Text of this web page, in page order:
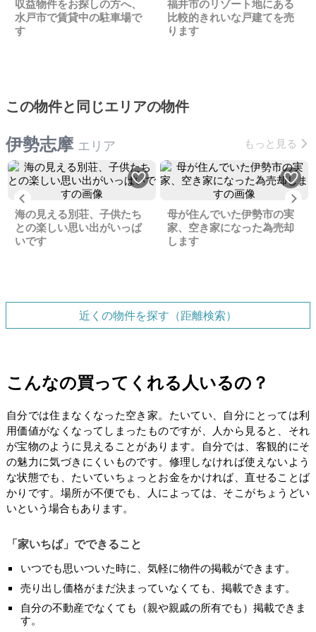
収益物件をお探しの方へ、
水戸市で賃貸中の駐車場で
す
福井市のリゾート地にある
比較的きれいな戸建てを売
ります
この物件と同じエリアの物件
伊勢志摩 エリア もっと見る
Previous
海の見える別荘、子供たち
との楽しい思い出がいっぱ
いです
母が住んでいた伊勢市の実
家、空き家になった為売却
します
近くの物件を探す（距離検索）
こんなの買ってくれる人いるの？
自分では住まなくなった空き家。たいてい、自分にとっては利
用価値がなくなってしまったものですが、人から見ると、それ
が宝物のように見えることがあります。自分では、客観的にそ
の魅力に気づきにくいものです。修理しなければ使えないよう
な状態でも、たいていちょっとお金をかければ、直せることば
かりです。場所が不便でも、人によっては、そこがちょうどい
いという場合もあります。
「家いちば」でできること
いつでも思いついた時に、気軽に物件の掲載ができます。
売り出し価格がまだ決まっていなくても、掲載できます。
自分の不動産でなくても（親や親戚の所有でも）掲載できま
す。